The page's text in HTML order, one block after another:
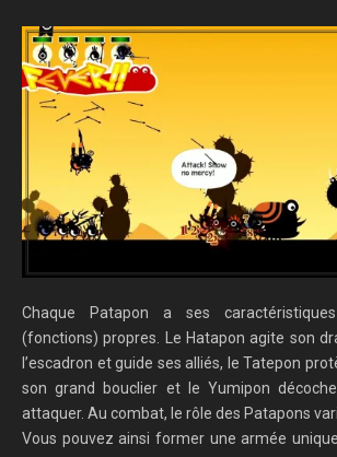
Chaque Patapon a ses
(fonctions) propres. Le Hatapon agite son
l’escadron et guide ses alliés, le Tatepon
son grand bouclier et le Yumipon
attaquer. Au combat, le rôle des Patapons
Vous pouvez ainsi former une armée